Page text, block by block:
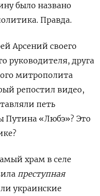
было названо
Правда.
Арсений своего
руководителя, друга
митрополита
репостил видео,
петь
Путина «Любэ»? Это
храм в селе
преступная
украинские